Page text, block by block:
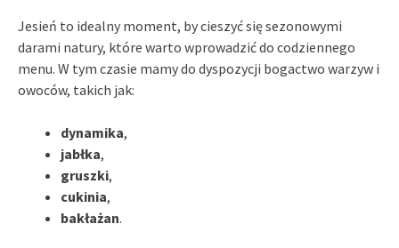
Jesień to idealny moment, by cieszyć się sezonowymi
darami natury, które warto wprowadzić do codziennego
menu. W tym czasie mamy do dyspozycji bogactwo warzyw i
owoców, takich jak:
dynamika,
jabłka,
gruszki,
cukinia,
bakłażan.